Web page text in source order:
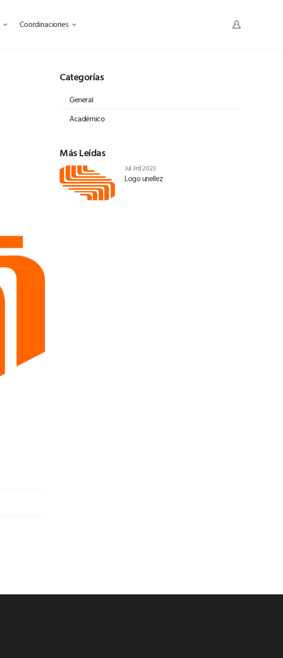
Coordinaciones
Categorías
General
Académico
Más Leídas
Jul 3rd 2023
Logo unellez